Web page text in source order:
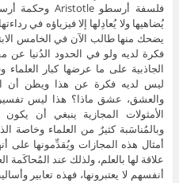
فكرة لديه ولو في الحدود الدُنيا عن
ليس لديه فكرة عن هذا ويظن أن
الأمثولات المجازية ينبغي أن يكون
وبالمُناسَبة كثيرٌ من العلماء وخاصة
أمثال هذه المجازات ويُقدِّمونها على
علاقة لها بالعلم، ولذلك عند المُحاكَمة
أنفسهم لا يعتبرونها، فهذه تعابير